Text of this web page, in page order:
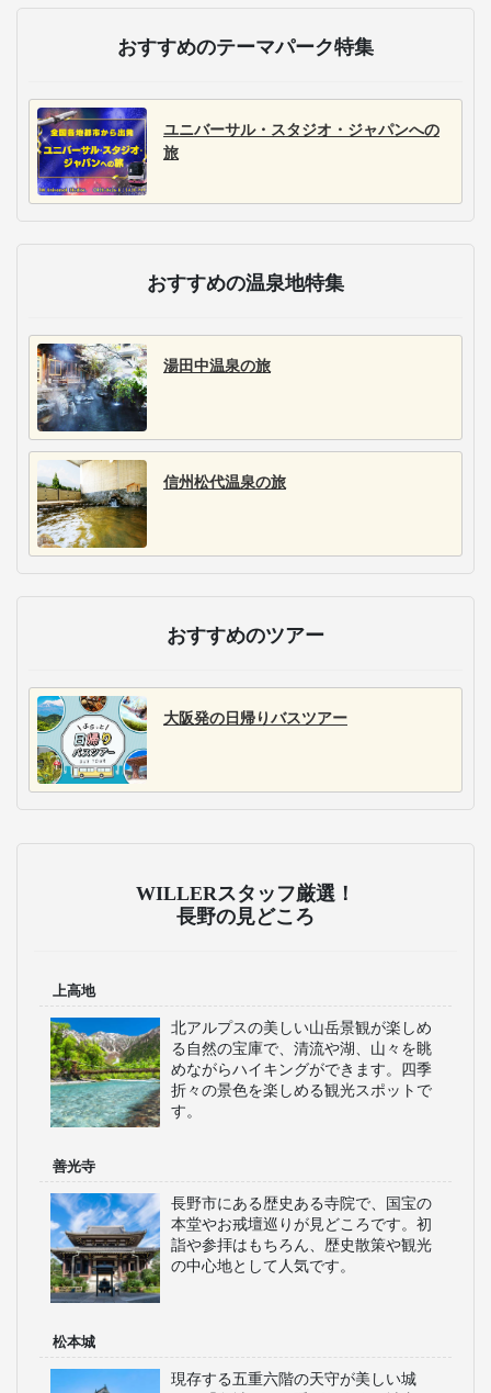
おすすめのテーマパーク特集
ユニバーサル・スタジオ・ジャパンへの
旅
おすすめの温泉地特集
湯田中温泉の旅
信州松代温泉の旅
おすすめのツアー
大阪発の日帰りバスツアー
WILLERスタッフ厳選！
長野の見どころ
上高地
北アルプスの美しい山岳景観が楽しめ
る自然の宝庫で、清流や湖、山々を眺
めながらハイキングができます。四季
折々の景色を楽しめる観光スポットで
す。
善光寺
長野市にある歴史ある寺院で、国宝の
本堂やお戒壇巡りが見どころです。初
詣や参拝はもちろん、歴史散策や観光
の中心地として人気です。
松本城
現存する五重六階の天守が美しい城